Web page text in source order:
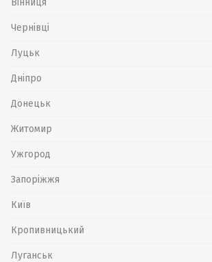
Чернівці
Луцьк
Дніпро
Донецьк
Житомир
Ужгород
Запоріжжя
Київ
Кропивницький
Луганськ